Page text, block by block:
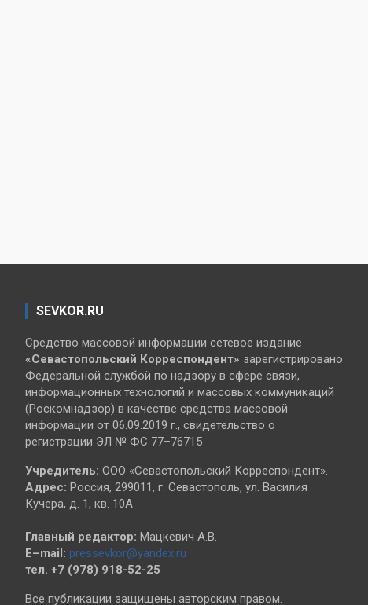
SEVKOR.RU
Средство массовой информации сетевое издание
«Севастопольский Корреспондент» зарегистрировано
Федеральной службой по надзору в сфере связи,
информационных технологий и массовых коммуникаций
(Роскомнадзор) в качестве средства массовой
информации от 06.09.2019 г., свидетельство о
регистрации ЭЛ № ФС 77–76715
Учредитель: ООО «Севастопольский Корреспондент».
Адрес: Россия, 299011, г. Севастополь, ул. Василия
Кучера, д. 1, кв. 10А
Главный редактор: Мацкевич А.В.
E–mail: pressevkor@yandex.ru
тел. +7 (978) 918-52-25
Все публикации защищены авторским правом.